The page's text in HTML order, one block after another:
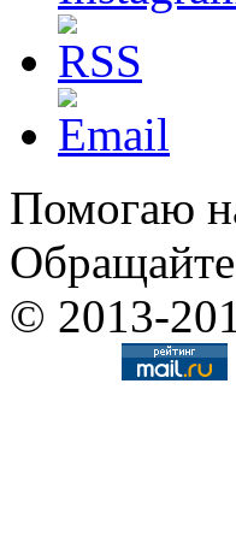
Помогаю
© 2013-